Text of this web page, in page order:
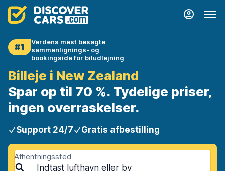
#1
Verdens mest besøgte
sammenlignings- og
bookingside for biludlejning
Billeje i New Zealand
Spar op til 70 %. Tydelige priser,
ingen overraskelser.
Support 24/7 Gratis afbestilling
Afhentningssted